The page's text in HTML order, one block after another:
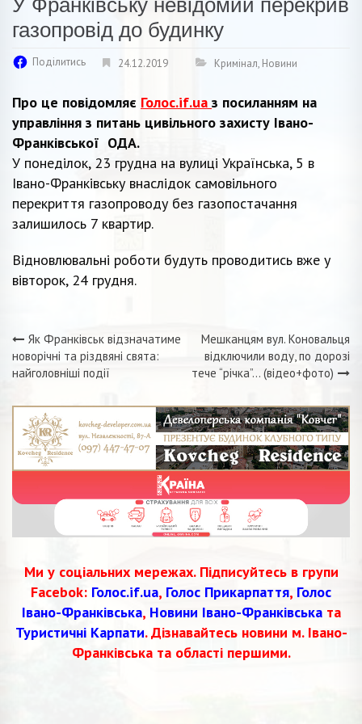
газопровід до будинку
Поділитись 24.12.2019 Кримінал, Новини
Про це повідомляє Голос.if.ua з посиланням на
управління з питань цивільного захисту Івано-
Франківської ОДА.
У понеділок, 23 грудна на вулиці Українська, 5 в
Івано-Франківську внаслідок самовільного
перекриття газопроводу без газопостачання
залишилось 7 квартир.
Відновлювальні роботи будуть проводитись вже у
вівторок, 24 грудня.
Навігація
Як Франківськ відзначатиме
новорічні та різдвяні свята:
найголовніші події
Мешканцям вул. Коновальця
відключили воду, по дорозі
тече “річка”… (відео+фото)
Ми у соціальних мережах. Підписуйтесь в групи
Facebok: Голос.if.ua, Голос Прикарпаття, Голос
Івано-Франківська, Новини Івано-Франківськата
Туристичні Карпати. Дізнавайтесь новини м. Івано-
Франківська та області першими.